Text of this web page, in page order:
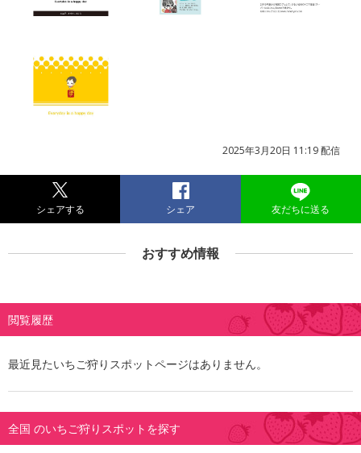
2025年3月20日 11:19 配信
シェアする シェア 友だちに送る
おすすめ情報
閲覧履歴
最近見たいちご狩りスポットページはありません。
全国 のいちご狩りスポットを探す